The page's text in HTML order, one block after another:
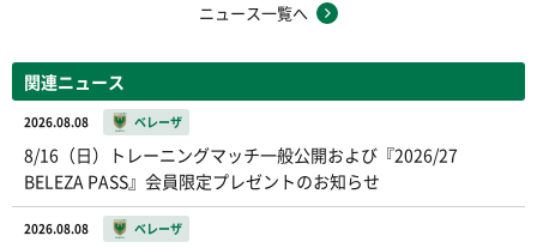
ニュース一覧へ
関連ニュース
2026.08.08 ベレーザ
8/16（日）トレーニングマッチ一般公開および『2026/27
BELEZA PASS』会員限定プレゼントのお知らせ
2026.08.08 ベレーザ